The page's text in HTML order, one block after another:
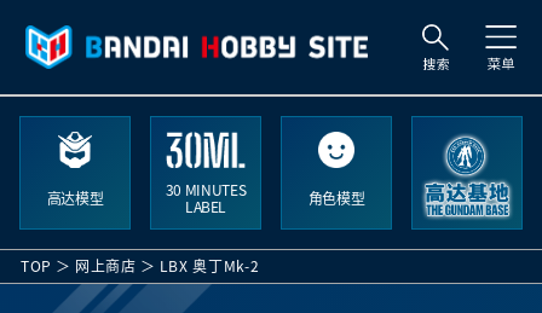
索
高达模型
30 MINUTES
LABEL
角色模型
TOP 网上商店 LBX 奥丁Mk-2